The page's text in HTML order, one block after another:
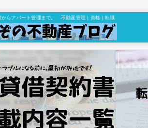
からアパート管理まで。 不動産管理 | 資格 | 転職